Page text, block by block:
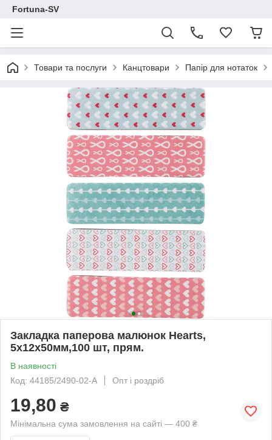
Fortuna-SV
Товари та послуги Канцтовари Папір для нотаток
Закладка паперова малюнок Hearts,
5х12х50мм,100 шт, прям.
В наявності
Код: 44185/2490-02-A
Опт і роздріб
19,80 ₴
Мінімальна сума замовлення на сайті — 400 ₴